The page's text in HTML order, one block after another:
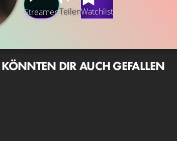
StreamenTeilenWatchlist
DIR AUCH GEFALLEN